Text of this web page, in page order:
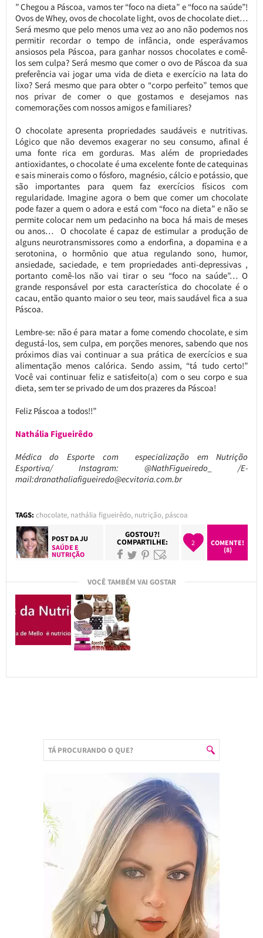
” Chegou a Páscoa, vamos ter “foco na dieta” e “foco na saúde”!
Ovos de Whey, ovos de chocolate light, ovos de chocolate diet…
Será mesmo que pelo menos uma vez ao ano não podemos nos
permitir recordar o tempo de infância, onde esperávamos
ansiosos pela Páscoa, para ganhar nossos chocolates e comê-
los sem culpa? Será mesmo que comer o ovo de Páscoa da sua
preferência vai jogar uma vida de dieta e exercício na lata do
lixo? Será mesmo que para obter o “corpo perfeito” temos que
nos privar de comer o que gostamos e desejamos nas
comemorações com nossos amigos e familiares?
O chocolate apresenta propriedades saudáveis e nutritivas.
Lógico que não devemos exagerar no seu consumo, afinal é
uma fonte rica em gorduras. Mas além de propriedades
antioxidantes, o chocolate é uma excelente fonte de catequinas
e sais minerais como o fósforo, magnésio, cálcio e potássio, que
são importantes para quem faz exercícios físicos com
regularidade. Imagine agora o bem que comer um chocolate
pode fazer a quem o adora e está com “foco na dieta” e não se
permite colocar nem um pedacinho na boca há mais de meses
ou anos… O chocolate é capaz de estimular a produção de
alguns neurotransmissores como a endorfina, a dopamina e a
serotonina, o hormônio que atua regulando sono, humor,
ansiedade, saciedade, e tem propriedades anti-depressivas ,
portanto comê-los não vai tirar o seu “foco na saúde”… O
grande responsável por esta característica do chocolate é o
cacau, então quanto maior o seu teor, mais saudável fica a sua
Páscoa.
Lembre-se: não é para matar a fome comendo chocolate, e sim
degustá-los, sem culpa, em porções menores, sabendo que nos
próximos dias vai continuar a sua prática de exercícios e sua
alimentação menos calórica. Sendo assim, “tá tudo certo!”
Você vai continuar feliz e satisfeito(a) com o seu corpo e sua
dieta, sem ter se privado de um dos prazeres da Páscoa!
Feliz Páscoa a todos!!”
Nathália Figueirêdo
Médica do Esporte com especialização em Nutrição
Esportiva/ Instagram: @NathFigueiredo_ /E-
mail:dranathaliafigueiredo@ecvitoria.com.br
TAGS: chocolate, nathália figueirêdo, nutrição, páscoa
POST DAJU
SAÚDE E
NUTRIÇÃO
GOSTOU?!
COMPARTILHE: 2
COMENTE!
(8)
VOCÊ TAMBÉM VAI GOSTAR